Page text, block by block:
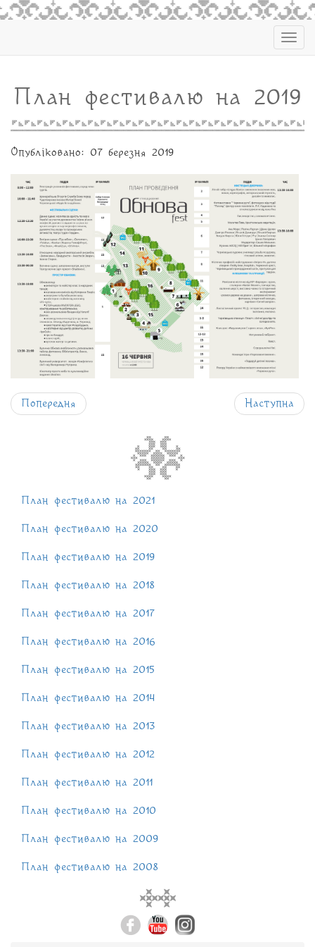
План фестивалю на 2019
Опубліковано: 07 березня 2019
Попередня Наступна
План фестивалю на 2021
План фестивалю на 2020
План фестивалю на 2019
План фестивалю на 2018
План фестивалю на 2017
План фестивалю на 2016
План фестивалю на 2015
План фестивалю на 2014
План фестивалю на 2013
План фестивалю на 2012
План фестивалю на 2011
План фестивалю на 2010
План фестивалю на 2009
План фестивалю на 2008